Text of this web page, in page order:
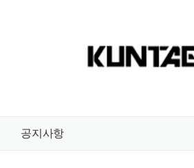
공지사항